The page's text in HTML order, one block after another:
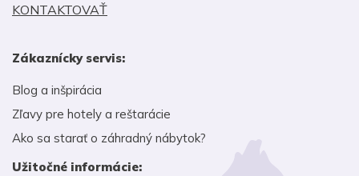
Užitočné informácie:
Zákaznícky servis:
Blog a inšpirácia
Zľavy pre hotely a reštarácie
Ako sa starať o záhradný nábytok?
KONTAKTOVAŤ